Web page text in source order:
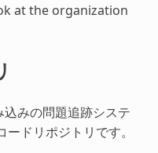
at the organization
込みの問題追跡システ
ードリポジトリです。